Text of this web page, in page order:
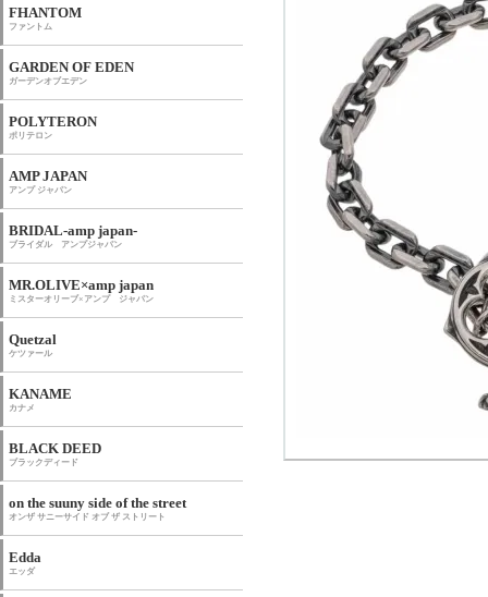
FHANTOM
ファントム
GARDEN OF EDEN
ガーデンオブエデン
POLYTERON
ポリテロン
AMP JAPAN
アンプ ジャパン
BRIDAL-amp japan-
ブライダル アンプジャパン
MR.OLIVE×amp japan
ミスターオリーブ×アンプ ジャパン
Quetzal
ケツァール
KANAME
カナメ
BLACK DEED
ブラックディード
on the suuny side of the street
オンザ サニーサイド オブ ザ ストリート
Edda
エッダ